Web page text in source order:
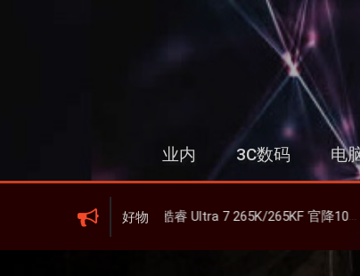
业内 3C数码 电
好物
英特尔酷睿 Ultra 7 265K/265KF 官降100美元促销，快和酷睿 Ultra 5 差不多了